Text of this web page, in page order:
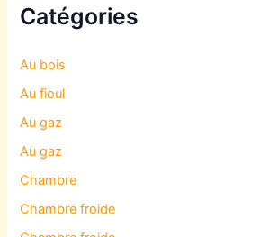
Catégories
Au bois
Au fioul
Au gaz
Au gaz
Chambre
Chambre froide